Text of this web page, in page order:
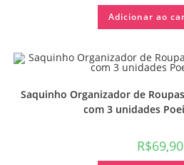
Adicionar ao
Saquinho Organizador de
com 3 unidades
R$69,90